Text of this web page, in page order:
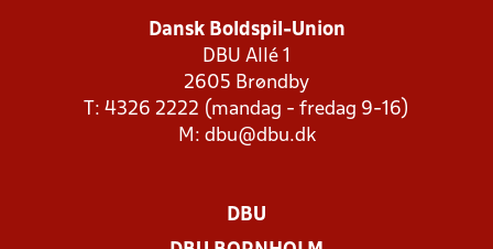
Dansk Boldspil-Union
DBU Allé 1
2605 Brøndby
T: 4326 2222 (mandag - fredag 9-16)
M: dbu@dbu.dk
DBU